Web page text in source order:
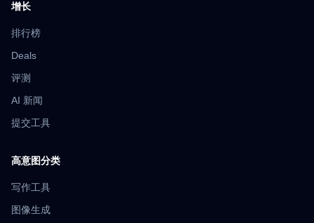
增长
排行榜
Deals
评测
AI 新闻
提交工具
高意图分类
写作工具
图像生成